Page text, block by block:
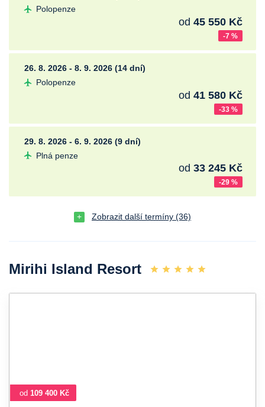
-7 %
Polopenze
od 45 550 Kč
26. 8. 2026 - 8. 9. 2026 (14 dní)
-33 %
Polopenze
od 41 580 Kč
29. 8. 2026 - 6. 9. 2026 (9 dní)
-29 %
Plná penze
od 33 245 Kč
Zobrazit další termíny (36)
Mirihi Island Resort
od 109 400 Kč